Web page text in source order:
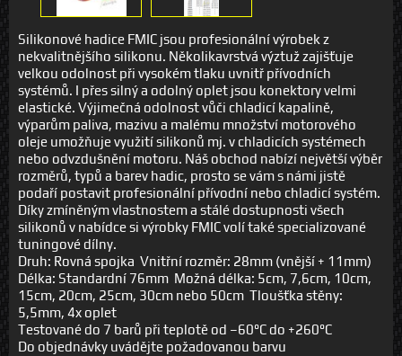
Silikonové hadice FMIC jsou profesionální výrobek z
nekvalitnějšího silikonu. Několikavrstvá výztuž zajišťuje
velkou odolnost při vysokém tlaku uvnitř přívodních
systémů. I přes silný a odolný oplet jsou konektory velmi
elastické. Výjimečná odolnost vůči chladicí kapalině,
výparům paliva, mazivu a malému množství motorového
oleje umožňuje využití silikonů mj. v chladicích systémech
nebo odvzdušnění motoru. Náš obchod nabízí největší výběr
rozměrů, typů a barev hadic, prosto se vám s námi jistě
podaří postavit profesionální přívodní nebo chladicí systém.
Díky zmíněným vlastnostem a stálé dostupnosti všech
silikonů v nabídce si výrobky FMIC volí také specializované
tuningové dílny.
Druh: Rovná spojka Vnitřní rozměr: 28mm (vnější + 11mm)
Délka: Standardní 76mm Možná délka: 5cm, 7,6cm, 10cm,
15cm, 20cm, 25cm, 30cm nebo 50cm Tloušťka stěny:
5,5mm, 4x oplet
Testované do 7 barů při teplotě od –60°C do +260°C
Do objednávky uvádějte požadovanou barvu